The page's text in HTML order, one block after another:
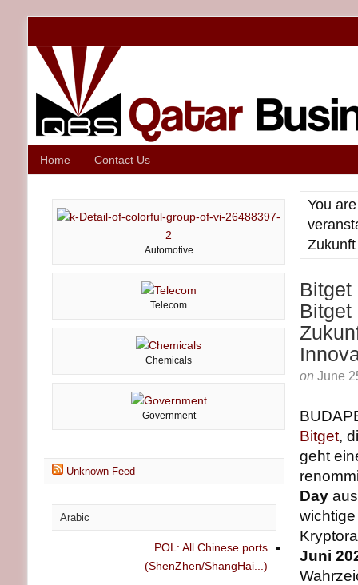
Home Contact Us
You
Bitget
Bitget
on June
Bitget,
geht
Day
Juni
Automotive
Telecom
Chemicals
Government
Unknown Feed
Arabic
POL: All Chinese ports
(ShenZhen/ShangHai...)